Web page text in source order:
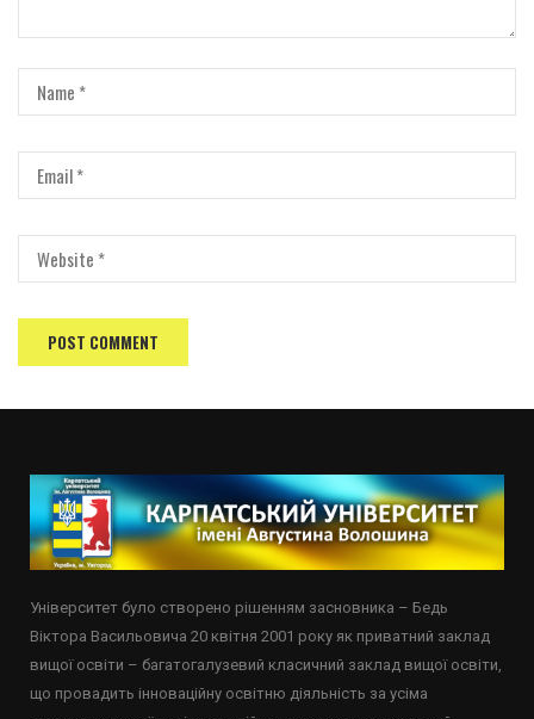
Університет було створено рішенням засновника – Бедь
Віктора Васильовича 20 квітня 2001 року як приватний заклад
вищої освіти – багатогалузевий класичний заклад вищої освіти,
що провадить інноваційну освітню діяльність за усіма